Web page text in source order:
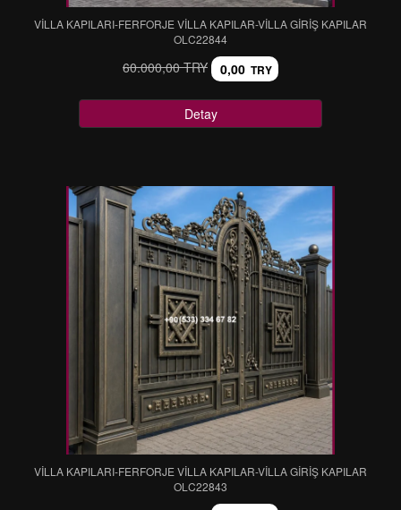
VİLLA KAPILARI-FERFORJE VİLLA KAPILAR-VİLLA GİRİŞ KAPILAR
OLC22844
60.000,00 TRY 0,00 TRY
Detay
VİLLA KAPILARI-FERFORJE VİLLA KAPILAR-VİLLA GİRİŞ KAPILAR
OLC22843